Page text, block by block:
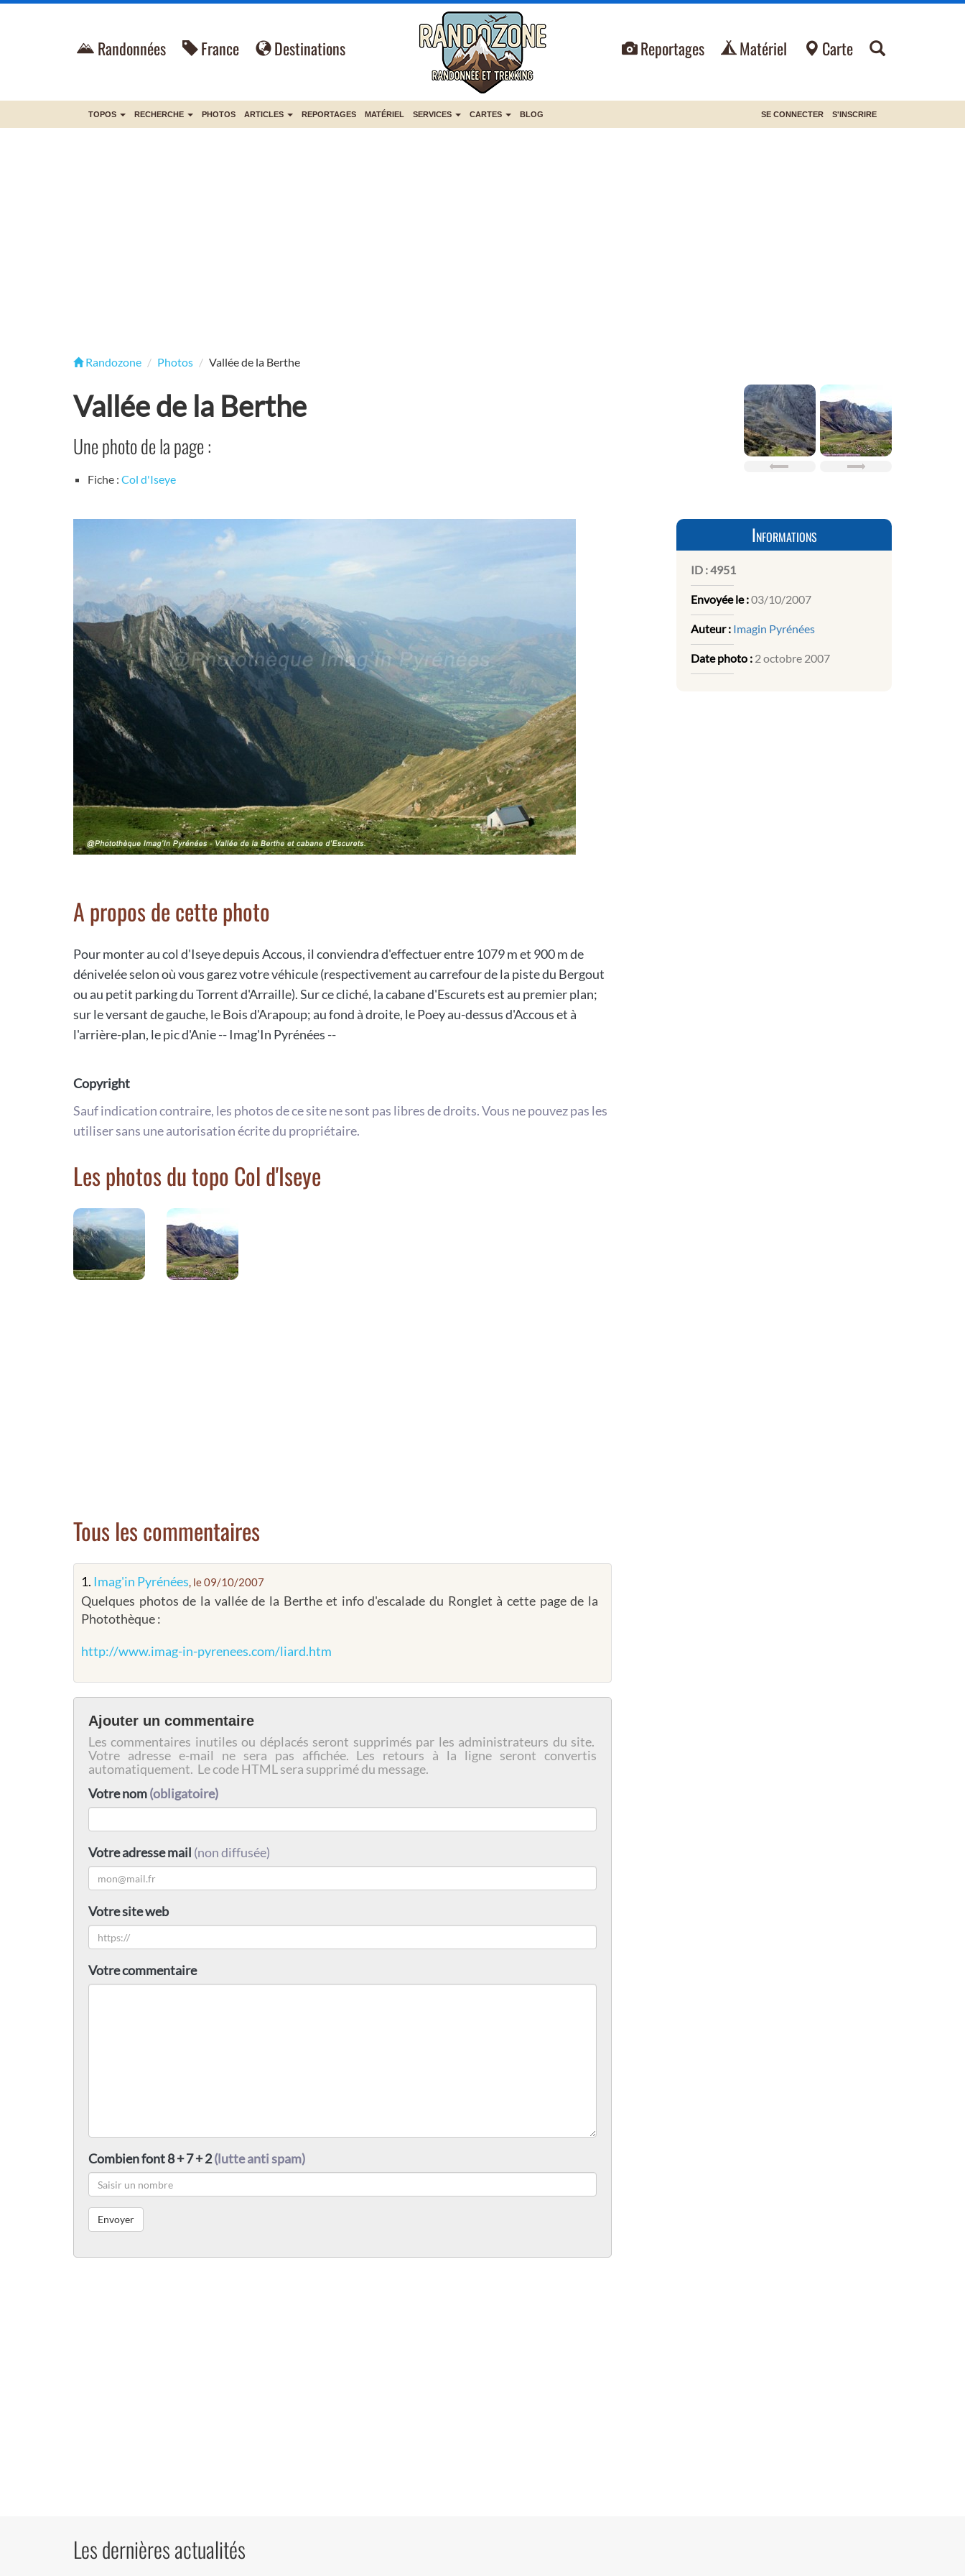
Randonnées France Destinations Reportages Matériel Carte
TOPOS RECHERCHE PHOTOS ARTICLES REPORTAGES MATÉRIEL SERVICES CARTES BLOG SE CONNECTER S'INSCRIRE
Randozone Photos Vallée de la Berthe
Vallée de la Berthe
Une photo de la page :
Fiche : Col d'Iseye
A propos de cette photo
Pour monter au col d'Iseye depuis Accous, il conviendra d'effectuer entre 1079 m et 900 m de
dénivelée selon où vous garez votre véhicule (respectivement au carrefour de la piste du Bergout
ou au petit parking du Torrent d'Arraille). Sur ce cliché, la cabane d'Escurets est au premier plan;
sur le versant de gauche, le Bois d'Arapoup; au fond à droite, le Poey au-dessus d'Accous et à
l'arrière-plan, le pic d'Anie -- Imag'In Pyrénées --
Copyright
Sauf indication contraire, les photos de ce site ne sont pas libres de droits. Vous ne pouvez pas les
utiliser sans une autorisation écrite du propriétaire.
Les photos du topo Col d'Iseye
Tous les commentaires
1. Imag'in Pyrénées, le 09/10/2007
Quelques photos de la vallée de la Berthe et info d'escalade du Ronglet à cette page de la
Photothèque :
http://www.imag-in-pyrenees.com/liard.htm
Ajouter un commentaire
Les commentaires inutiles ou déplacés seront supprimés par les administrateurs du site.
Votre adresse e-mail ne sera pas affichée. Les retours à la ligne seront convertis
automatiquement. Le code HTML sera supprimé du message.
Votre nom(obligatoire)
Votre adresse mail (non diffusée)
Votre site web
Votre commentaire
Combien font 8 + 7 + 2(lutte anti spam)
Informations
ID :4951
Envoyée le :03/10/2007
Auteur : Imagin Pyrénées
Date photo : 2 octobre 2007
Les dernières actualités